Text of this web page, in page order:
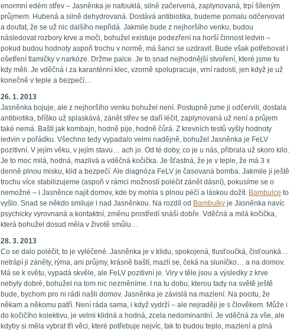
enormní edém střev – Jasněnka je nafouklá, silně začervená, zaplynovaná, trpí šíleným
průjmem. Hubená a silně dehydrovaná. Dostává antibiotika, budeme pomalu odčervovat
a doufat, že se už nic dalšího nepřidá. Jakmile bude z nejhoršího venku, budou
následovat rozbory krve a moči, bohužel existuje podezření na horší činnost ledvin –
pokud budou hodnoty aspoň trochu v normě, má šanci se uzdravit. Bude však potřebovat i
ošetření tlamičky v narkóze. Držme palce. Je to snad nejhodnější stvoření, které jsme tu
kdy měli. Je vděčná i za karanténní klec, vzorně spolupracuje, vrní radostí, jen když je už
konečně v teple a bezpečí…
26. 1. 2013
Jasněnka bojuje, ale z nejhoršího venku bohužel není. Postupně jsme ji odčervili, dostala
antibiotika, bříško už splaskává, zánět střev se daří léčit, zaplynovaná už není a průjem
také nemá. Baští jak kombajn, hodně pije, hodně čůrá. Z krevních testů vyšly hodnoty
ledvin v pořádku. Všechno tedy vypadalo velmi nadějně, bohužel Jasněnka je FeLV
pozitivní. V jejím věku, v jejím stavu… ach jo. Od té doby, co je u nás, přibrala už skoro kilo.
Je to moc milá, hodná, mazlivá a vděčná kočička. Je šťastná, že je v teple, že má 3 x
denně plnou misku, klid a bezpečí. Ale diagnóza FeLV je časovaná bomba. Jakmile ji ještě
trochu více stabilizujeme (aspoň v rámci možností poléčit zánět dásní), pokusíme se o
nemožné – i Jasněnce najít domov, kde by mohla s plnou péčí a láskou dožít. Bambulce to
vyšlo. Snad se někdo smiluje i nad Jasněnkou. Na rozdíl od Bambulky je Jasněnka navíc
psychicky vyrovnaná a kontaktní, změnu prostředí snáší dobře. Vděčná a milá kočička,
která bohužel dosud měla v životě smůlu…
28. 3. 2013
Co se dalo poléčit, to je vyléčené. Jasněnka je v klidu, spokojená, tlusťoučká, čisťounká…
netrápí ji záněty, rýma, ani průjmy, krásně baští, mazlí se, čeká na sluníčko… a na domov.
Má se k světu, vypadá skvěle, ale FeLV pozitivní je. Viry v těle jsou a výsledky z krve
nebyly dobré, bohužel na tom nic nezměníme. I na tu dobu, kterou tady na světě ještě
bude, bychom pro ni rádi našli domov. Jasněnka je závislá na mazlení. Na pocitu, že
někam a někomu patří. Není ráda sama, i když vydrží – ale nejraději je s člověkem. Může i
do kočičího kolektivu, je velmi klidná a hodná, zcela nedominantní. Je vděčná za vše, ale
kdyby si měla vybrat tři věci, které potřebuje nejvíc, tak to budou teplo, mazlení a plná